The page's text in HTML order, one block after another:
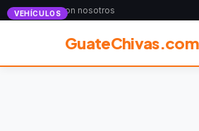
Anunciate con nosotros
GuateChivas.com
VEHÍCULOS